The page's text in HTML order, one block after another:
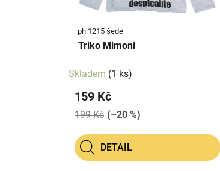
ph 1215 šedé
Triko Mimoni
Skladem (1 ks)
159 Kč
199 Kč (–20 %)
DETAIL